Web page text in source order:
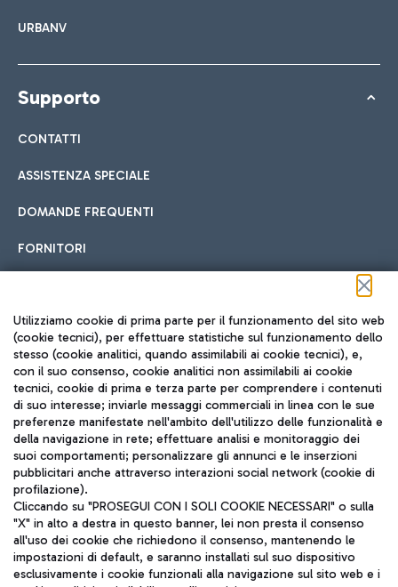
URBANV
Supporto
CONTATTI
ASSISTENZA SPECIALE
DOMANDE FREQUENTI
FORNITORI
Seguici sui social
TRAVEL JOURNAL
ITA
Utilizziamo cookie di prima parte per il funzionamento del sito web
(cookie tecnici), per effettuare statistiche sul funzionamento dello
stesso (cookie analitici, quando assimilabili ai cookie tecnici), e,
con il suo consenso, cookie analitici non assimilabili ai cookie
tecnici, cookie di prima e terza parte per comprendere i contenuti
di suo interesse; inviarle messaggi commerciali in linea con le sue
preferenze manifestate nell'ambito dell'utilizzo delle funzionalità e
della navigazione in rete; effettuare analisi e monitoraggio dei
suoi comportamenti; personalizzare gli annunci e le inserzioni
pubblicitari anche attraverso interazioni social network (cookie di
profilazione).
Cliccando su "PROSEGUI CON I SOLI COOKIE NECESSARI" o sulla
"X" in alto a destra in questo banner, lei non presta il consenso
all'uso dei cookie che richiedono il consenso, mantenendo le
impostazioni di default, e saranno installati sul suo dispositivo
esclusivamente i cookie funzionali alla navigazione sul sito web e i